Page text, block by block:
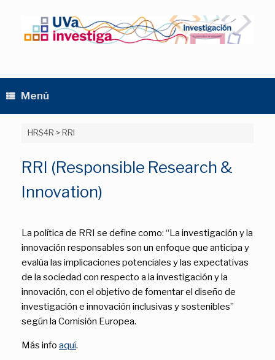
contenido
Menú
HRS4R >RRI
RRI (Responsible Research &
Innovation)
La política de RRI se define como: “La investigación y la
innovación responsables son un enfoque que anticipa y
evalúa las implicaciones potenciales y las expectativas
de la sociedad con respecto a la investigación y la
innovación, con el objetivo de fomentar el diseño de
investigación e innovación inclusivas y sostenibles”
según la Comisión Europea.
Más info aquí.